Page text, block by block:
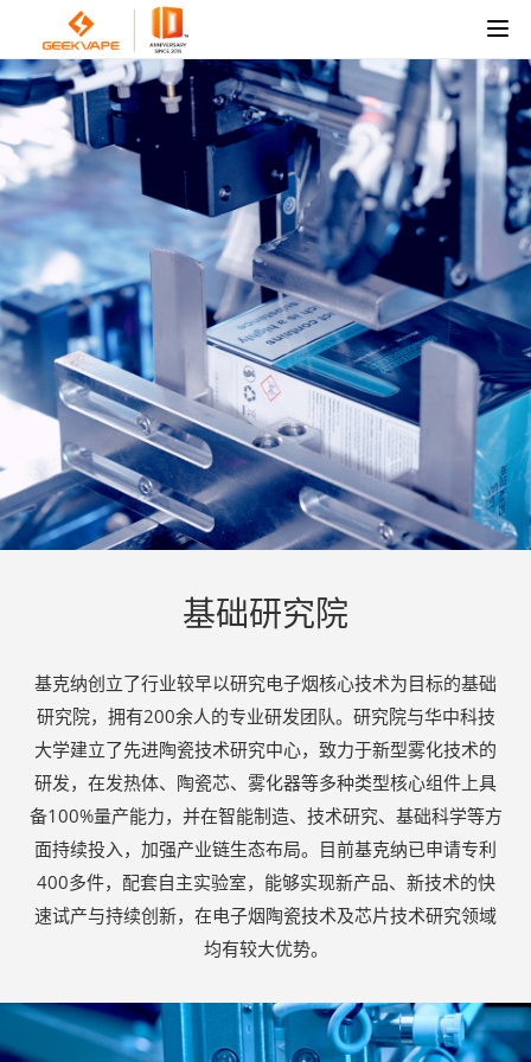
基础研究院
基克纳创立了行业较早以研究电子烟核心技术为目标的基础
研究院，拥有200余人的专业研发团队。研究院与华中科技
大学建立了先进陶瓷技术研究中心，致力于新型雾化技术的
研发，在发热体、陶瓷芯、雾化器等多种类型核心组件上具
备100%量产能力，并在智能制造、技术研究、基础科学等方
面持续投入，加强产业链生态布局。目前基克纳已申请专利
400多件，配套自主实验室，能够实现新产品、新技术的快
速试产与持续创新，在电子烟陶瓷技术及芯片技术研究领域
均有较大优势。